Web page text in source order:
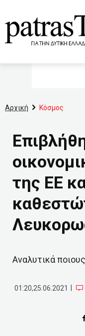
Αρχική Κόσμος
της ΕΕ
Αναλυτικά
01:20,25.06.2021